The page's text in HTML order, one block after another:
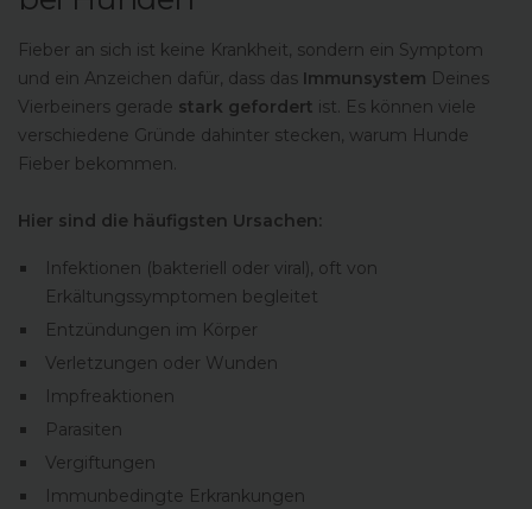
Fieber an sich ist keine Krankheit, sondern ein Symptom
und ein Anzeichen dafür, dass das Immunsystem Deines
Vierbeiners gerade stark gefordert ist. Es können viele
verschiedene Gründe dahinter stecken, warum Hunde
Fieber bekommen.
Hier sind die häufigsten Ursachen:
Infektionen (bakteriell oder viral), oft von
Erkältungssymptomen begleitet
Entzündungen im Körper
Verletzungen oder Wunden
Impfreaktionen
Parasiten
Vergiftungen
Immunbedingte Erkrankungen